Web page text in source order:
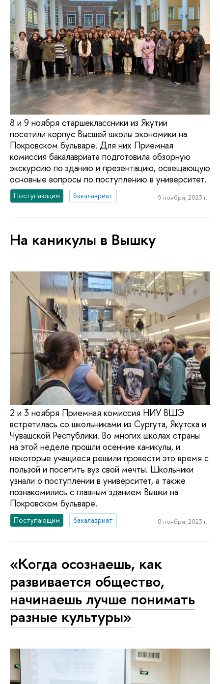
8 и 9 ноября старшеклассники из Якутии
посетили корпус Высшей школы экономики на
Покровском бульваре. Для них Приемная
комиссия бакалавриата подготовила обзорную
экскурсию по зданию и презентацию, освещающую
основные вопросы по поступлению в университет.
Поступающим бакалавриат 9 ноября, 2023 г.
На каникулы в Вышку
2 и 3 ноября Приемная комиссия НИУ ВШЭ
встретилась со школьниками из Сургута, Якутска и
Чувашской Республики. Во многих школах страны
на этой неделе прошли осенние каникулы, и
некоторые учащиеся решили провести это время с
пользой и посетить вуз свой мечты. Школьники
узнали о поступлении в университет, а также
познакомились с главным зданием Вышки на
Покровском бульваре.
Поступающим бакалавриат 8 ноября, 2023 г.
«Когда осознаешь, как
развивается общество,
начинаешь лучше понимать
разные культуры»